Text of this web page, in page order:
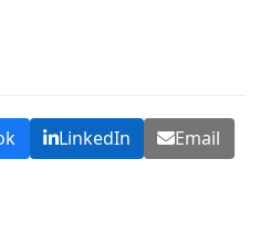
LinkedIn Email